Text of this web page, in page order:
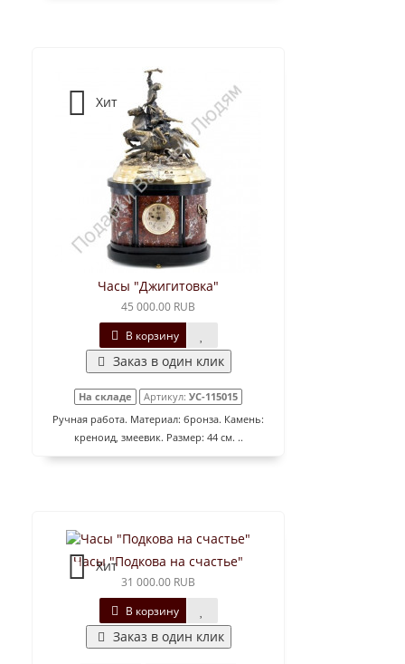
Хит
Часы "Джигитовка"
45 000.00 RUB
В корзину
Заказ в один клик
На складе Артикул: УС-115015
Ручная работа. Материал: бронза. Камень:
креноид, змеевик. Размер: 44 см. ..
Хит
Часы "Подкова на счастье"
31 000.00 RUB
В корзину
Заказ в один клик